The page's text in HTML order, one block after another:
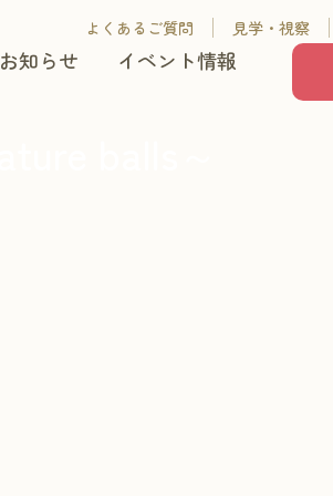
よくあるご質問 見学・視察
お知らせ イベント情報